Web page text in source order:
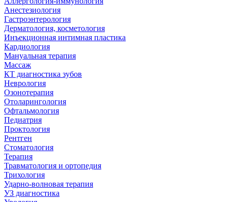
Анестезиология
Гастроэнтерология
Дерматология, косметология
Инъекционная интимная пластика
Кардиология
Мануальная терапия
Массаж
КТ диагностика зубов
Неврология
Озонотерапия
Отоларингология
Офтальмология
Педиатрия
Проктология
Рентген
Стоматология
Терапия
Травматология и ортопедия
Трихология
Ударно-волновая терапия
УЗ диагностика